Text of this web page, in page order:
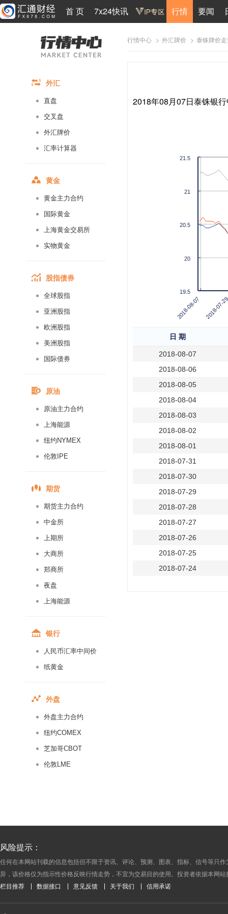
首 页 7x24快讯 行情 要闻
外汇
直盘
交叉盘
外汇牌价
汇率计算器
黄金
黄金主力合约
国际黄金
上海黄金交易所
实物黄金
股指债券
全球股指
亚洲股指
欧洲股指
美洲股指
国际债券
原油
原油主力合约
上海能源
纽约NYMEX
伦敦IPE
期货
期货主力合约
中金所
上期所
大商所
郑商所
夜盘
上海能源
银行
人民币汇率中间价
纸黄金
外盘
外盘主力合约
纽约COMEX
芝加哥CBOT
伦敦LME
行情中心 > 外汇牌价 > 泰铢牌价
2018年08月07日泰铢银
2018-08-07 2018-
19.5
20
20.5
21
21.5
日 期
2018-08-07
2018-08-06
2018-08-05
2018-08-04
2018-08-03
2018-08-02
2018-08-01
2018-07-31
2018-07-30
2018-07-29
2018-07-28
2018-07-27
2018-07-26
2018-07-25
2018-07-24
2018-07-07
2018-07-05
2018-07-04
2018-07-03
2018-07-02
风险提示：
任何在本网站刊载的信息包括但不限于资讯、评论、预测、图表、指标、信号等只
异，该价格仅为指示性价格反映行情走势，不宜为交易目的使用。投资者依据本网
栏目推荐 数据接口 意见反馈 关于我们 信用承诺